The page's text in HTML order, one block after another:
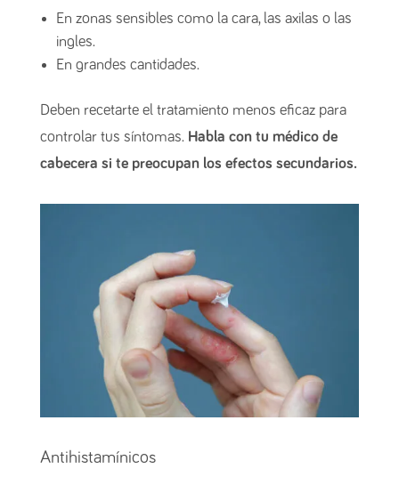
En zonas sensibles como la cara, las axilas o las
ingles.
En grandes cantidades.
Deben recetarte el tratamiento menos eficaz para
controlar tus síntomas. Habla con tu médico de
cabecera si te preocupan los efectos secundarios.
Antihistamínicos